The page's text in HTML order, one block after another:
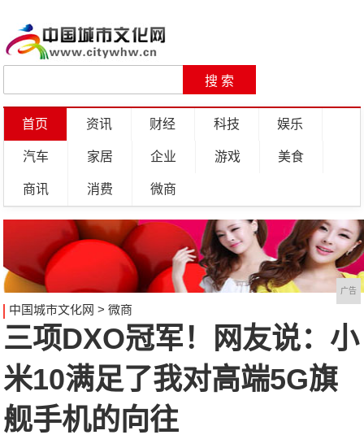
首页 资讯 财经 科技 娱乐
汽车 家居 企业 游戏 美食
商讯 消费 微商
广告
中国城市文化网 > 微商
三项DXO冠军！网友说：小
米10满足了我对高端5G旗
舰手机的向往